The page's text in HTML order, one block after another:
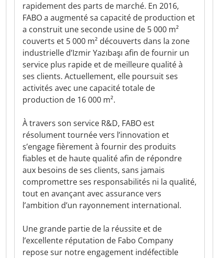
rapidement des parts de marché. En 2016,
FABO a augmenté sa capacité de production et
a construit une seconde usine de 5 000 m²
couverts et 5 000 m² découverts dans la zone
industrielle d’Izmir Yazıbaşı afin de fournir un
service plus rapide et de meilleure qualité à
ses clients. Actuellement, elle poursuit ses
activités avec une capacité totale de
production de 16 000 m².
À travers son service R&D, FABO est
résolument tournée vers l’innovation et
s’engage fièrement à fournir des produits
fiables et de haute qualité afin de répondre
aux besoins de ses clients, sans jamais
compromettre ses responsabilités ni la qualité,
tout en avançant avec assurance vers
l’ambition d’un rayonnement international.
Une grande partie de la réussite et de
l’excellente réputation de Fabo Company
repose sur notre engagement indéfectible